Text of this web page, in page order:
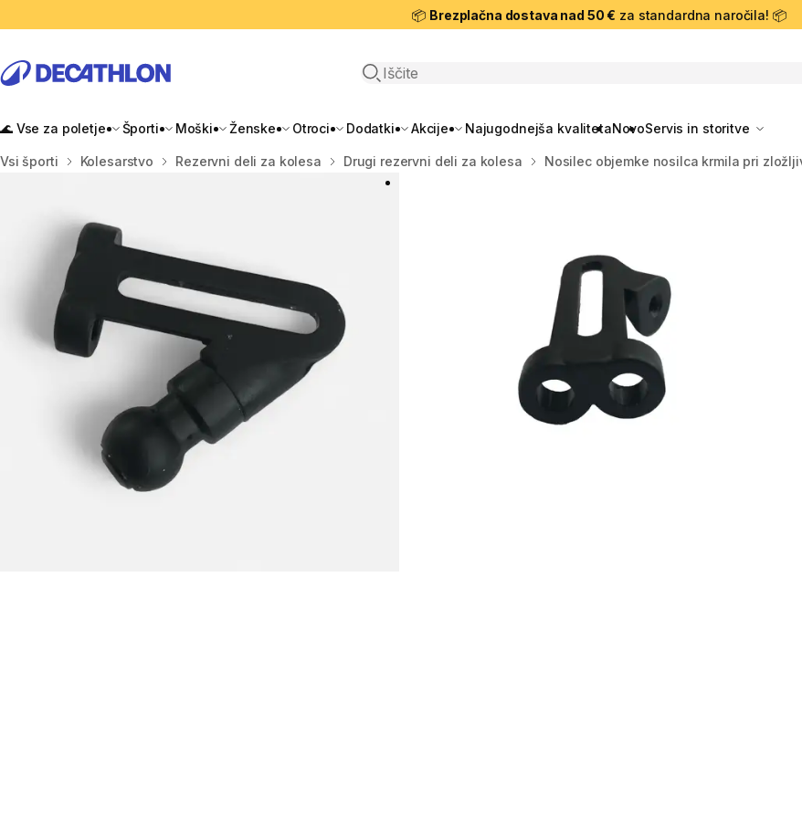
📦 Brezplačna dostava nad 50 € za standardna naročila! 📦
Odpri iskanje
🌊 Vse za poletje Športi Moški Ženske Otroci Dodatki Akcije Najugodnejša kvalitetaNovoServis in storitve
Domov
Vsi športi Kolesarstvo Rezervni deli za kolesa Drugi rezervni deli za kolesa Nosilec objemke nosilca krmila pri